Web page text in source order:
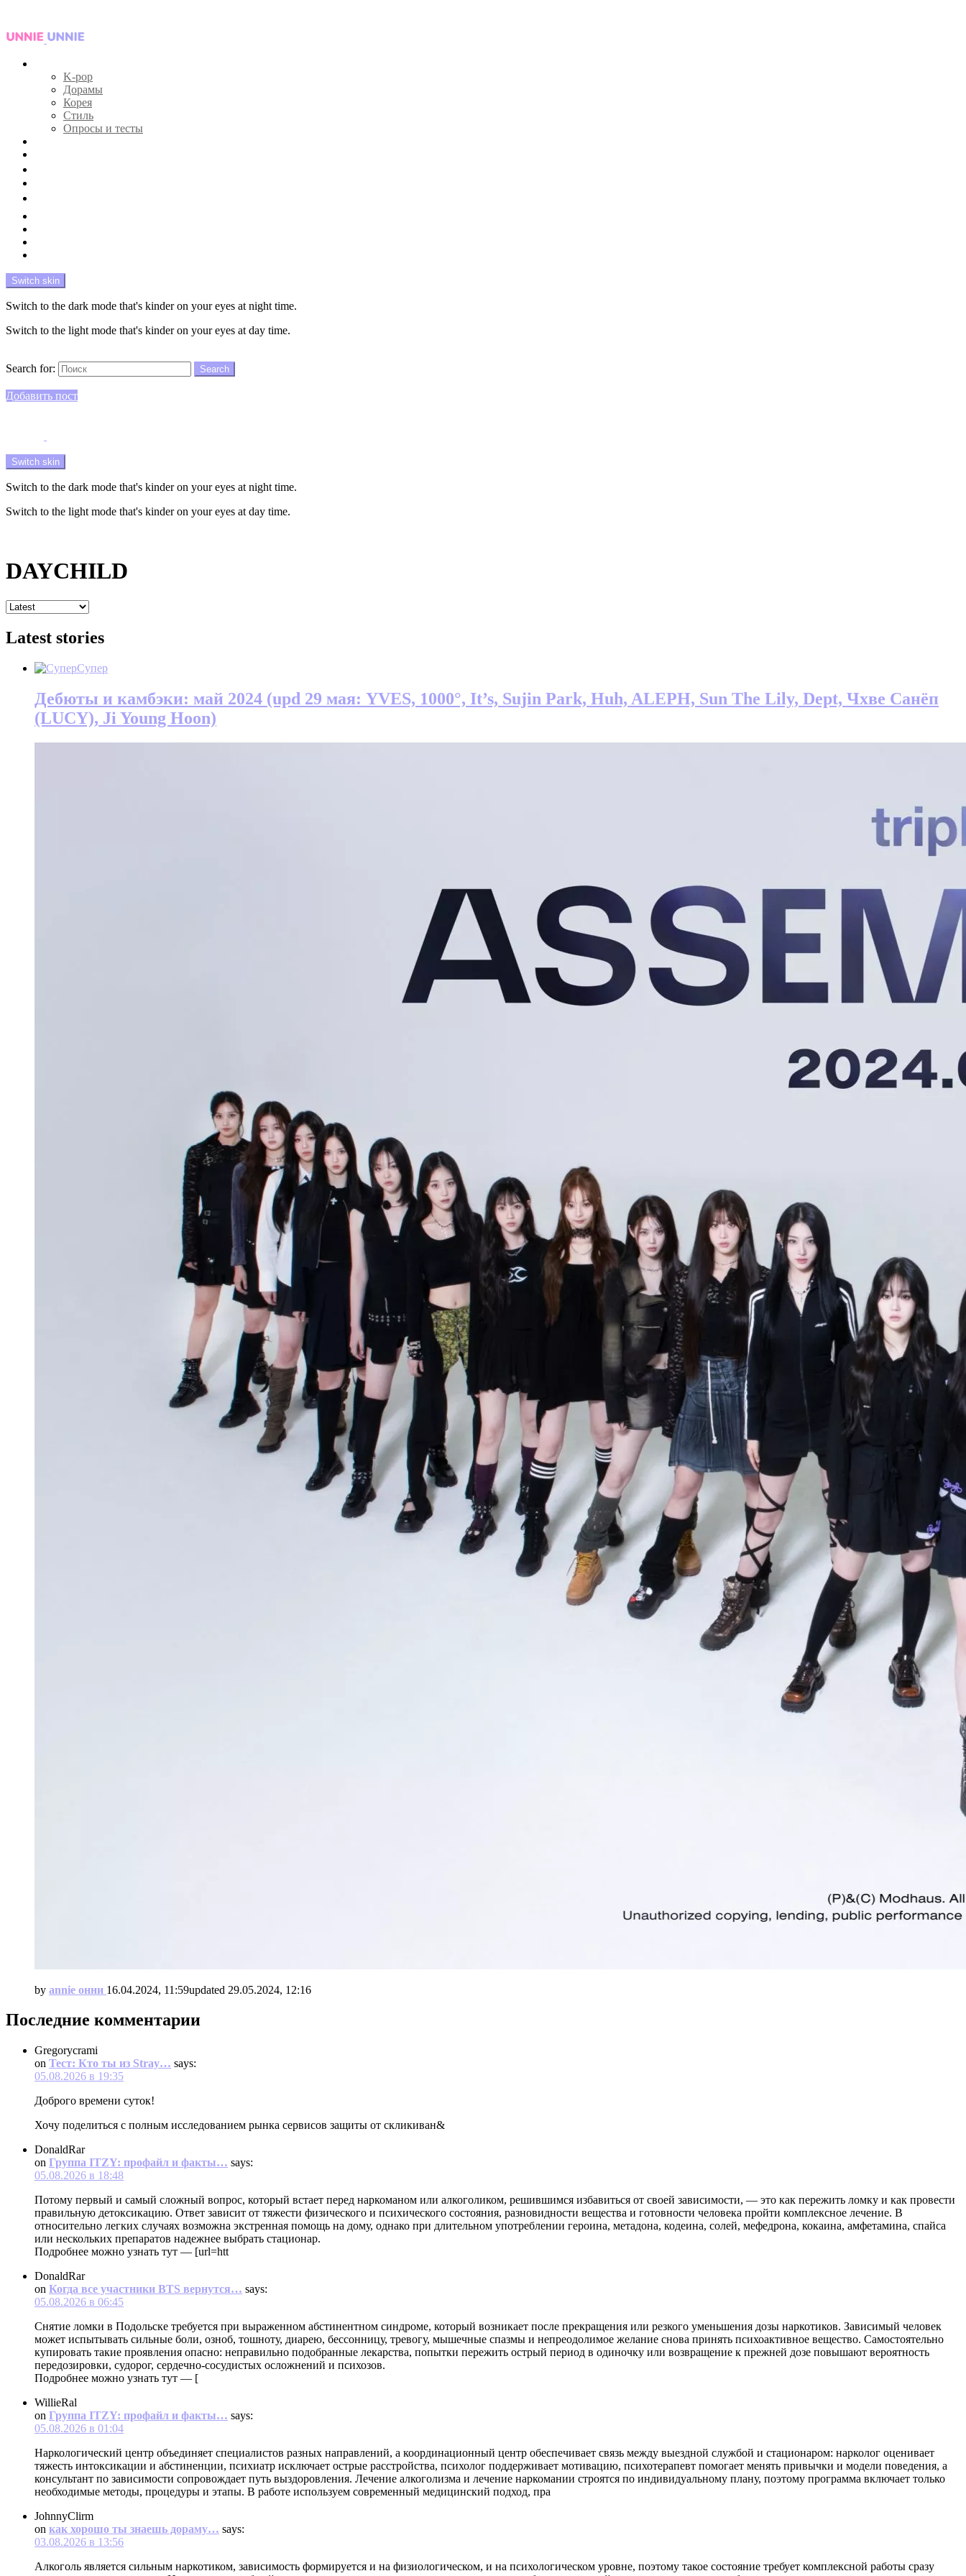
K-pop
Дорамы
Корея
Стиль
Опросы и тесты
Switch skin
Switch to the dark mode that's kinder on your eyes at night time.
Switch to the light mode that's kinder on your eyes at day time.
Search for:
Search
Добавить пост
Switch skin
Switch to the dark mode that's kinder on your eyes at night time.
Switch to the light mode that's kinder on your eyes at day time.
DAYCHILD
Latest stories
Супер
Дебюты и камбэки: май 2024 (upd 29 мая: YVES, 1000°, It’s, Sujin Park, Huh, ALEPH, Sun The Lily, Dept, Чхве Санёп
(LUCY), Ji Young Hoon)
by annie онни 16.04.2024, 11:59updated 29.05.2024, 12:16
Последние комментарии
Gregorycrami
on Тест: Кто ты из Stray… says:
05.08.2026 в 19:35
Доброго времени суток!
Хочу поделиться с полным исследованием рынка сервисов защиты от скликиван&
DonaldRar
on Группа ITZY: профайл и факты… says:
05.08.2026 в 18:48
Потому первый и самый сложный вопрос, который встает перед наркоманом или алкоголиком, решившимся избавиться от своей зависимости, — это как пережить ломку и как провести
правильную детоксикацию. Ответ зависит от тяжести физического и психического состояния, разновидности вещества и готовности человека пройти комплексное лечение. В
относительно легких случаях возможна экстренная помощь на дому, однако при длительном употреблении героина, метадона, кодеина, солей, мефедрона, кокаина, амфетамина, спайса
или нескольких препаратов надежнее выбрать стационар.
Подробнее можно узнать тут — [url=htt
DonaldRar
on Когда все участники BTS вернутся… says:
05.08.2026 в 06:45
Снятие ломки в Подольске требуется при выраженном абстинентном синдроме, который возникает после прекращения или резкого уменьшения дозы наркотиков. Зависимый человек
может испытывать сильные боли, озноб, тошноту, диарею, бессонницу, тревогу, мышечные спазмы и непреодолимое желание снова принять психоактивное вещество. Самостоятельно
купировать такие проявления опасно: неправильно подобранные лекарства, попытки пережить острый период в одиночку или возвращение к прежней дозе повышают вероятность
передозировки, судорог, сердечно-сосудистых осложнений и психозов.
Подробнее можно узнать тут — [
WillieRal
on Группа ITZY: профайл и факты… says:
05.08.2026 в 01:04
Наркологический центр объединяет специалистов разных направлений, а координационный центр обеспечивает связь между выездной службой и стационаром: нарколог оценивает
тяжесть интоксикации и абстиненции, психиатр исключает острые расстройства, психолог поддерживает мотивацию, психотерапевт помогает менять привычки и модели поведения, а
консультант по зависимости сопровождает путь выздоровления. Лечение алкоголизма и лечение наркомании строятся по индивидуальному плану, поэтому программа включает только
необходимые методы, процедуры и этапы. В работе используем современный медицинский подход, пра
JohnnyClirm
on как хорошо ты знаешь дораму… says:
03.08.2026 в 13:56
Алкоголь является сильным наркотиком, зависимость формируется и на физиологическом, и на психологическом уровне, поэтому такое состояние требует комплексной работы сразу